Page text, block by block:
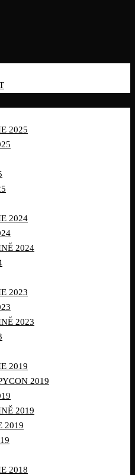
2025
2024
2024
2023
2023
2019
2019
2019
2019
2018